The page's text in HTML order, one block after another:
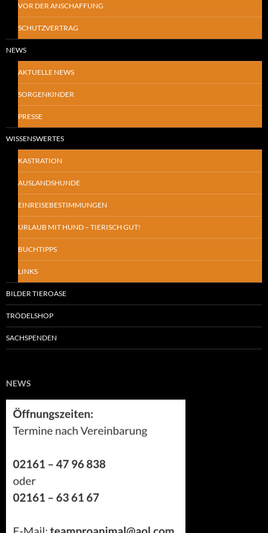
VOR DER ANSCHAFFUNG
SCHUTZVERTRAG
NEWS
AKTUELLE NEWS
SORGENKINDER
PRESSE
WISSENSWERTES
KASTRATION
AUSLANDSHUNDE
EINREISEBESTIMMUNGEN
URLAUB MIT HUND – TIERISCH GUT!
BUCHTIPPS
LINKS
BILDER TIEROASE
TRÖDELSHOP
SACHSPENDEN
NEWS